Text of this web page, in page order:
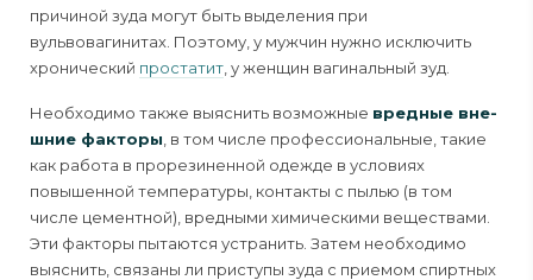
причиной зуда могут быть выделения при
вульвовагинитах. Поэтому, у мужчин нужно исключить
хронический простатит , у женщин вагинальный зуд.
Необходимо также выяснить возможные вредные вне­
шние факторы , в том числе профессиональные, такие
как работа в прорезиненной одежде в условиях
повышенной температуры, контакты с пылью (в том
числе цементной), вредными химическими веществами.
Эти факторы пытаются устранить. Затем необходимо
выяснить, связаны ли приступы зуда с приемом спиртных